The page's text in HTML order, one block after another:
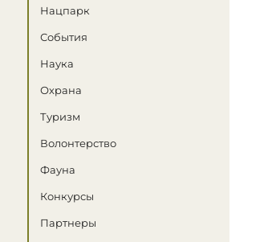
Нацпарк
События
Наука
Охрана
Туризм
Волонтерство
Фауна
Конкурсы
Партнеры